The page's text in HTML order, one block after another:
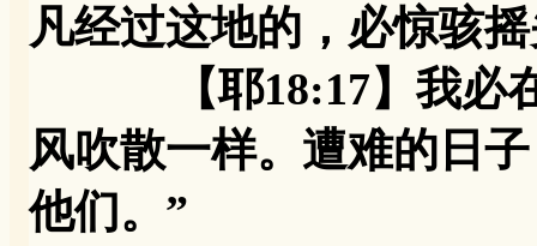
凡经过这地的，必惊骇
【耶18:17】我必在
风吹散一样。遭难的日
他们。”